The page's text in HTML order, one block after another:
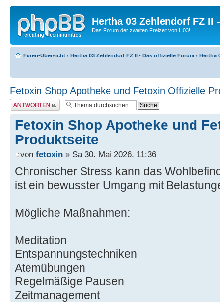
Hertha 03 Zehlendorf FZ II
Das Forum der zweiten Freizeit von H03!
Foren-Übersicht ‹ Hertha 03 Zehlendorf FZ II - Das offizielle Forum ‹ Hertha
Fetoxin Shop Apotheke und Fetoxin Offizielle
Antwort erstellen
Fetoxin Shop Apotheke und
Produktseite
von fetoxin » Sa 30. Mai 2026, 11:36
Chronischer Stress kann das
ist ein bewusster Umgang mit
Mögliche Maßnahmen:
Meditation
Entspannungstechniken
Atemübungen
Regelmäßige Pausen
Zeitmanagement